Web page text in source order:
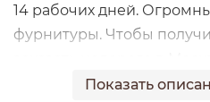
14 рабочих дней.
фурнитуры. Чтобы
нужно обратиться в
Показать